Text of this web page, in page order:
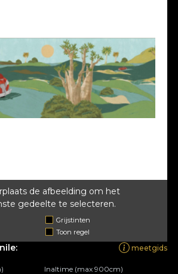
de afbeelding om het
gedeelte te selecteren.
Grijstinten
Toon regel
meetgids
Inaltime (max 900cm)